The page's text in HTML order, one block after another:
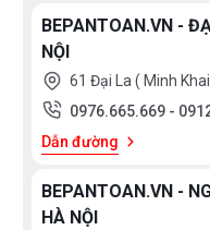
BEPANTOAN.VN -
NỘI
61 Đại La ( Minh
0976.665.669 -
Dẫn đường
BEPANTOAN.VN -
HÀ NỘI